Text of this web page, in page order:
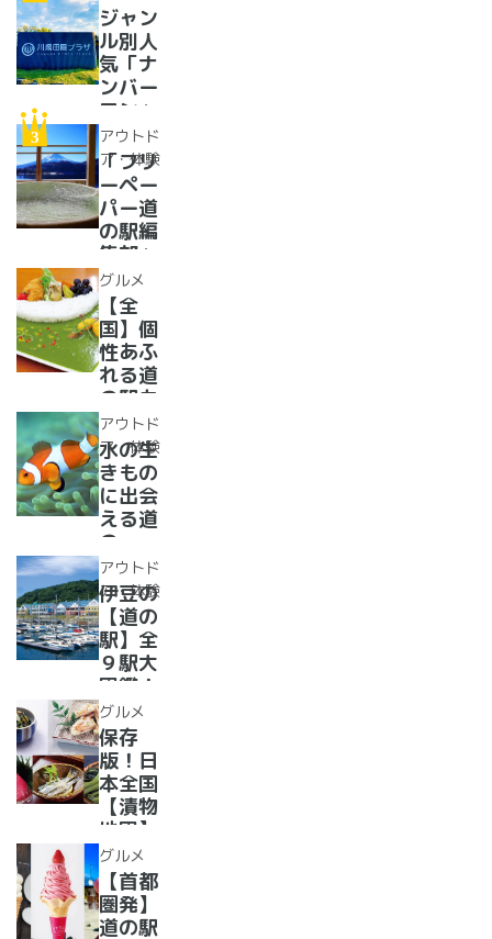
トに巨
大グル
メ、ご
当地ス
イーツ
まで
【2024
年最新
情報】
ジャン
ル別人
気「ナ
ンバー
ワン」
道の駅
紹介。
フリー
ペーパ
ー道の
駅読者
が選ん
だ道の
駅ラン
キング
【最
新】
アウトド
ア・体験
「フリ
ーペー
パー道
の駅編
集部」
イチオ
シ！お
風呂の
ある道
の駅
16
選！あ
った
か、湯
ったり
道の駅
グルメ
【全
国】個
性あふ
れる道
の駅カ
レー大
集合！
道の駅
で食べ
られる
人気ダ
ムカレ
ー28
選
アウトド
ア・体験
水の生
きもの
に出会
える道
の
駅??〜
水族館
がある
道の駅
１０
選〜
【全
国】
アウトド
ア・体験
伊豆の
【道の
駅】全
９駅大
図鑑！
2022
年最新
グル
メ・お
土産を
まとめ
てご紹
介！＋
愛犬の
駅
グルメ
保存
版！日
本全国
【漬物
地図】
付き！
道の駅
で「ご
当地お
グルメ
【首都
圏発】
道の駅